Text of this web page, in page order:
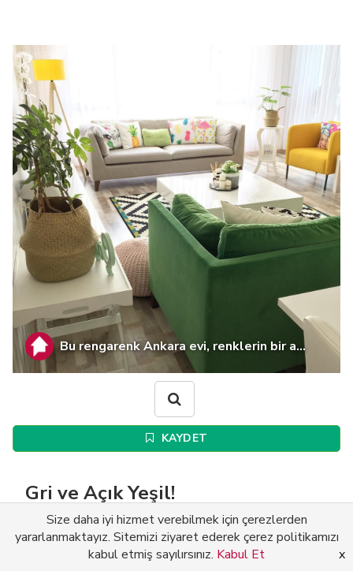
Bu rengarenk Ankara evi, renklerin bir a...
KAYDET
Gri ve Açık Yeşil!
Keyif dolu bir ortam yaratmak istiyorsanız
açık yeşil ve griyi mutlaka düşünün!
Size daha iyi hizmet verebilmek için çerezlerden
yararlanmaktayız. Sitemizi ziyaret ederek çerez politikamızı
kabul etmiş sayılırsınız. Kabul Et x